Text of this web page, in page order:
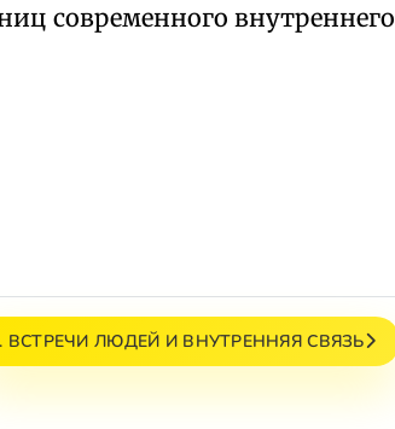
современного внутреннего
ВСТРЕЧИ ЛЮДЕЙ И ВНУТРЕННЯЯ СВЯЗЬ